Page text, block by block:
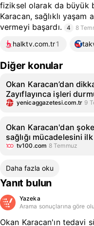
fiziksel olarak da büyük
Karacan, sağlıklı yaşam
vermeyi başardı.
4 8
halktv.com.tr1
Diğer konular
Okan Karacan’dan
Zayıflayınca işleri
yenicaggazetesi.com.tr 9
Okan Karacan'dan
sağlığı mücadelesini
tv100.com 8 Temmuz
Daha fazla oku
Yanıt bulun
Yazeka
Arama sonuçlarına göre
Okan Karacan'ın tedavi